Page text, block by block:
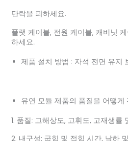
단락을 피하세요.
플랫 케이블, 전원 케이블, 캐비닛
하세요.
제품 설치 방법 : 자석 전면 유지
유연 모듈 제품의 품질을 어떻게
1. 품질: 고해상도, 고휘도, 고재생률
2. 내구성: 굽힘 및 접힘 시간, 낙하